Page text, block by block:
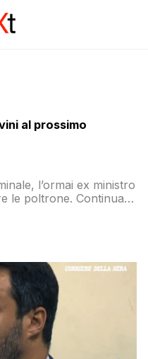
al prossimo
l’ormai ex ministro
le poltrone. Continua a
ancora